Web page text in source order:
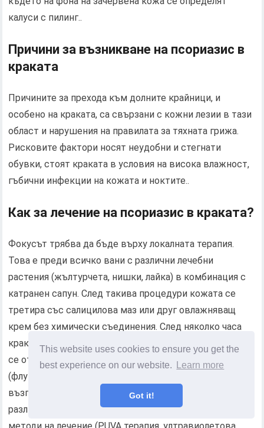
This website uses cookies to ensure you get the
best experience on our website.
Learn more
Got it!
калуси с пилинг..
Причини за възникване на псориазис в
краката
Причините за прехода към долните крайници, и
особено на краката, са свързани с кожни лезии в тази
област и нарушения на правилата за тяхната грижа.
Рисковите фактори носят неудобни и стегнати
обувки, стоят краката в условия на висока влажност,
гъбични инфекции на кожата и ноктите..
Как за лечение на псориазис в краката?
Фокусът трябва да бъде върху локалната терапия.
Това е преди всичко вани с различни лечебни
растения (жълтурчета, нишки, лайка) в комбинация с
катранен сапун. След такива процедури кожата се
третира със салицилова маз или друг овлажняващ
крем без химически съединения. След няколко часа
краката се измиват отново. По този начин коричките
се отстраняват добре. Хормонални мазила
(флуцинарни, тридерми) се прилагат върху почистена,
възпалена кожа. При необходимост се предписват
различни системни лекарства и инструментални